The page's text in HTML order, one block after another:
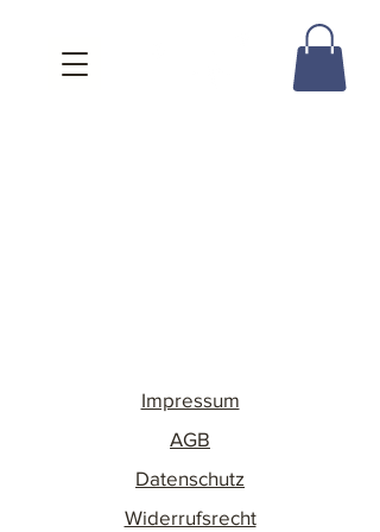
Impressum
AGB
Datenschutz
Widerrufsrecht